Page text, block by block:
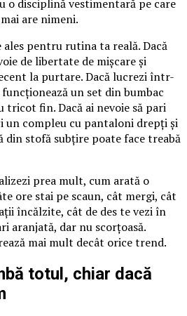
disciplină vestimentară pe care
are nimeni.
pentru rutina ta reală. Dacă
de libertate de mișcare și
la purtare. Dacă lucrezi într-
un set din bumbac
tricot fin. Dacă ai nevoie să pari
un compleu cu pantaloni drepți și
din stofă subțire poate face treabă
prea mult, cum arată o
ore stai pe scaun, cât mergi, cât
încălzite, cât de des te vezi în
aranjată, dar nu scorțoasă.
mai mult decât orice trend.
totul, chiar dacă